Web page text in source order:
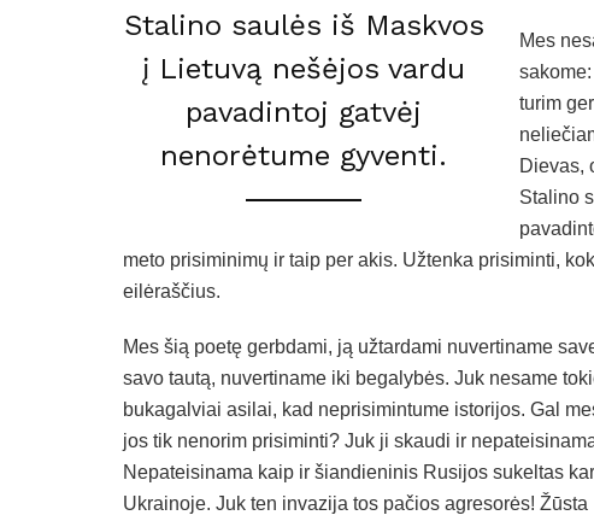
Stalino saulės iš Maskvos
į Lietuvą nešėjos vardu
pavadintoj gatvėj
nenorėtume gyventi.
Mes
turim
Dievas,
Stalino
meto prisiminimų ir taip per akis. Užtenka prisiminti,
eilėraščius.
Mes šią poetę gerbdami, ją užtardami nuvertiname
savo tautą, nuvertiname iki begalybės. Juk nesame
bukagalviai asilai, kad neprisimintume istorijos. Gal
jos tik nenorim prisiminti? Juk ji skaudi ir
Nepateisinama kaip ir šiandieninis Rusijos sukeltas
Ukrainoje. Juk ten invazija tos pačios agresorės! Žūsta